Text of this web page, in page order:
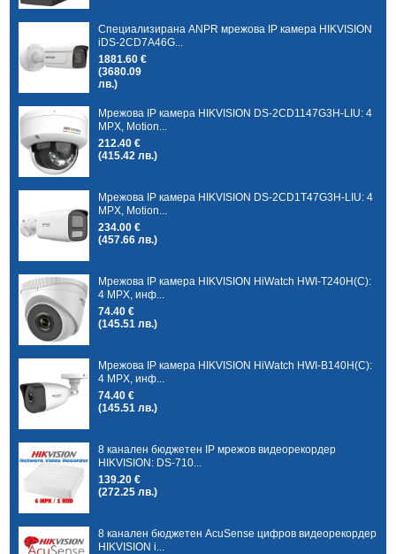
Специализирана ANPR мрежова IP камера HIKVISION
iDS-2CD7A46G...
1881.60 €
(3680.09
лв.)
Мрежова IP камера HIKVISION DS-2CD1147G3H-LIU: 4
MPX, Motion...
212.40 €
(415.42 лв.)
Мрежова IP камера HIKVISION DS-2CD1T47G3H-LIU: 4
MPX, Motion...
234.00 €
(457.66 лв.)
Мрежова IP камера HIKVISION HiWatch HWI-T240H(C):
4 MPX, инф...
74.40 €
(145.51 лв.)
Мрежова IP камера HIKVISION HiWatch HWI-B140H(C):
4 MPX, инф...
74.40 €
(145.51 лв.)
8 канален бюджетен IP мрежов видеорекордер
HIKVISION: DS-710...
139.20 €
(272.25 лв.)
8 канален бюджетен AcuSense цифров видеорекордер
HIKVISION i...